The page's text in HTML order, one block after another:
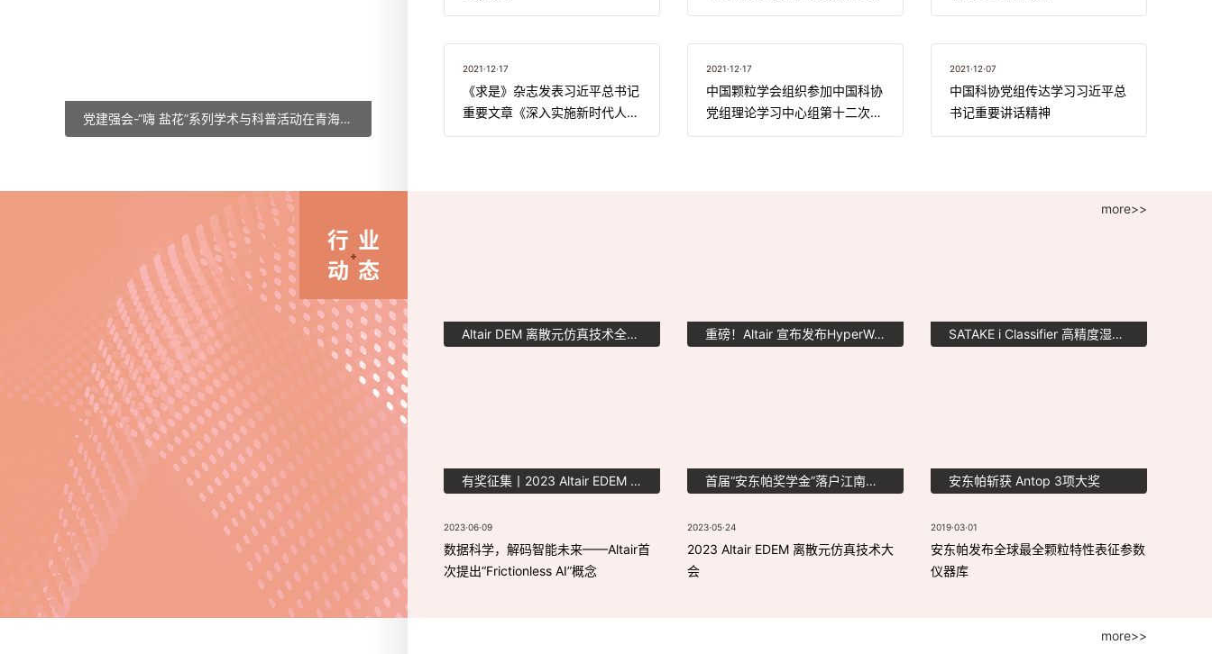
整合优势资源，规范术语定义，制定标准化检测流
程，明晰其来源与传播路径，重点攻关微纳塑料的
球塑料污染治理贡献中国智慧与中国方案。全国纳
米技术标准化技术委员会秘书长、国家纳米科学中
心教授级高级工程师高洁进行会议总结，凝聚关键
共识并梳理主要分歧。此次专题论坛形成的系列成
果，进一步明晰了纳米毒理化学与纳米生物技术领
域未来研究的核心方向。
党建强会-“嗨 盐花”系列学术与科普活动在青海成功举办
意见》
2021·12·17
《求是》杂志发表习近平总书记
重要文章《深入实施新时代人才
强国战略 加快建设世界重要人
2021·12·17
中国颗粒学会组织参加中国科协
党组理论学习中心组第十二次集
体（扩大）第一阶段学习
2021·12·07
中国科协党组传达学习习近平总
书记重要讲话精神
行业
动态
more>>
Altair DEM 离散元仿真技术全球会议邀您参会 重磅！Altair 宣布发布HyperWorks 2023，将于11月17日线上举办新版本发布会 SATAKE i Classifier 高精度湿式分级机
有奖征集丨2023 Altair EDEM 离散元仿真技术大会论文征集正式启动 首届“安东帕奖学金”落户江南大学 安东帕斩获 Antop 3项大奖
2023·06·09
数据科学，解码智能未来——Altair首
次提出“Frictionless AI”概念
2023·05·24
2023 Altair EDEM 离散元仿真技术大
会
2019·03·01
安东帕发布全球最全颗粒特性表征参数
仪器库
more>>